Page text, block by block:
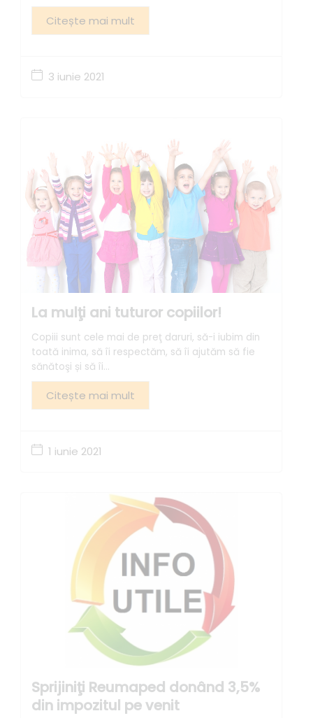
3 iunie 2021
Citește mai mult
La mulţi ani tuturor copiilor!
1 iunie 2021
Copiii sunt cele mai de preţ daruri, să-i iubim din
toată inima, să îi respectăm, să îi ajutăm să fie
sănătoşi și să îi...
Citește mai mult
Sprijiniţi Reumaped donând 3,5%
din impozitul pe venit